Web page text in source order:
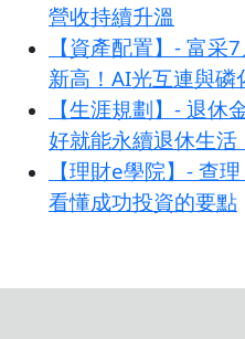
營收持續升溫
【資產配置】- 富采
新高！AI光互連與
【生涯規劃】- 退休
好就能永續退休生活
【理財e學院】- 查
看懂成功投資的要點